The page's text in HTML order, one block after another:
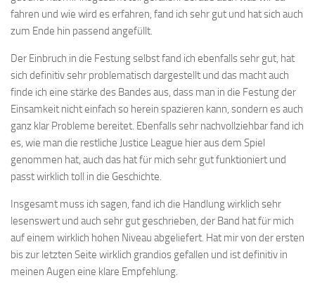
fahren und wie wird es erfahren, fand ich sehr gut und hat sich auch
zum Ende hin passend angefüllt.
Der Einbruch in die Festung selbst fand ich ebenfalls sehr gut, hat
sich definitiv sehr problematisch dargestellt und das macht auch
finde ich eine stärke des Bandes aus, dass man in die Festung der
Einsamkeit nicht einfach so herein spazieren kann, sondern es auch
ganz klar Probleme bereitet. Ebenfalls sehr nachvollziehbar fand ich
es, wie man die restliche Justice League hier aus dem Spiel
genommen hat, auch das hat für mich sehr gut funktioniert und
passt wirklich toll in die Geschichte.
Insgesamt muss ich sagen, fand ich die Handlung wirklich sehr
lesenswert und auch sehr gut geschrieben, der Band hat für mich
auf einem wirklich hohen Niveau abgeliefert. Hat mir von der ersten
bis zur letzten Seite wirklich grandios gefallen und ist definitiv in
meinen Augen eine klare Empfehlung.